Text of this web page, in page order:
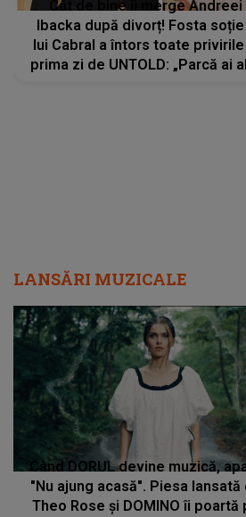
Cât de bine îi merge Andreei
Ibacka după divorț! Fosta soție
lui Cabral a întors toate privirile
prima zi de UNTOLD: „Parcă ai
LANSĂRI MUZICALE
Când DORUL devine muzică,
"Nu ajung acasă". Piesa lansată
Theo Rose și DOMINO îi poartă